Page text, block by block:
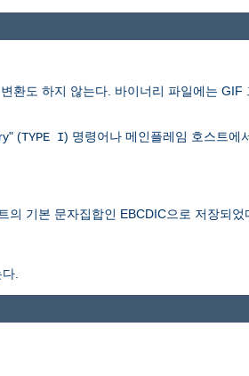
환도 하지 않는다. 바이너리 파일에는 GIF
(TYPE I) 명령어나 메인플레임 호스트에
의 기본 문자집합인 EBCDIC으로 저장되었
.